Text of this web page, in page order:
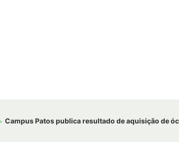
Campus Patos publica resultado de aquisição de